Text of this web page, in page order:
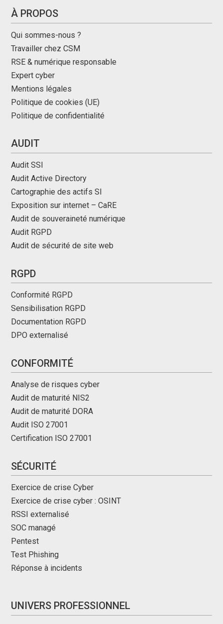
À PROPOS
Qui sommes-nous ?
Travailler chez CSM
RSE & numérique responsable
Expert cyber
Mentions légales
Politique de cookies (UE)
Politique de confidentialité
AUDIT
Audit SSI
Audit Active Directory
Cartographie des actifs SI
Exposition sur internet – CaRE
Audit de souveraineté numérique
Audit RGPD
Audit de sécurité de site web
RGPD
Conformité RGPD
Sensibilisation RGPD
Documentation RGPD
DPO externalisé
CONFORMITÉ
Analyse de risques cyber
Audit de maturité NIS2
Audit de maturité DORA
Audit ISO 27001
Certification ISO 27001
SÉCURITÉ
Exercice de crise Cyber
Exercice de crise cyber : OSINT
RSSI externalisé
SOC managé
Pentest
Test Phishing
Réponse à incidents
UNIVERS PROFESSIONNEL